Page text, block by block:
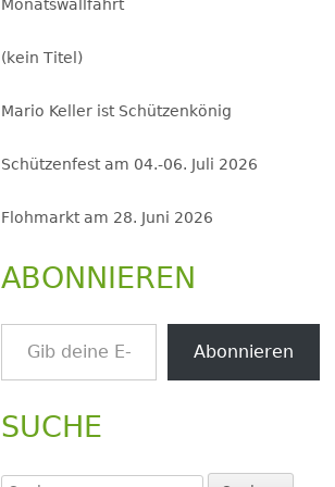
Monatswallfahrt
(kein Titel)
Mario Keller ist Schützenkönig
Schützenfest am 04.-06. Juli 2026
Flohmarkt am 28. Juni 2026
ABONNIEREN
Gib deine E-Mail-Adresse ein ...
Abonnieren
SUCHE